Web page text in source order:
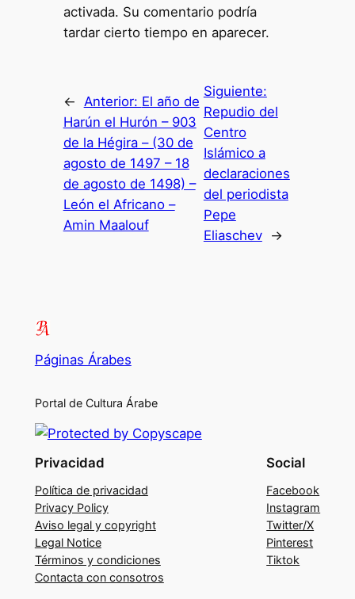
activada. Su comentario podría
tardar cierto tiempo en aparecer.
← Anterior: El año de
Harún el Hurón – 903
de la Hégira – (30 de
agosto de 1497 – 18
de agosto de 1498) –
León el Africano –
Amin Maalouf
Siguiente:
Repudio del
Centro
Islámico a
declaraciones
del periodista
Pepe
Eliaschev
→
Páginas Árabes
Portal de Cultura Árabe
Privacidad
Política de privacidad
Privacy Policy
Aviso legal y copyright
Legal Notice
Términos y condiciones
Contacta con consotros
Social
Facebook
Instagram
Twitter/X
Pinterest
Tiktok